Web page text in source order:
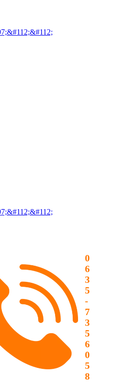
0
6
3
5
-
7
3
5
6
0
5
8